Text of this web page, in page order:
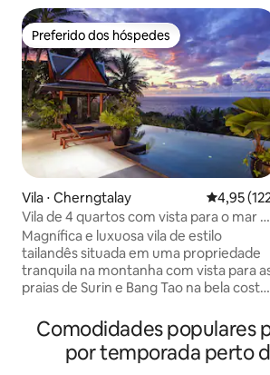
Preferido dos hóspedes
Preferido dos hóspedes
Vila ⋅ Cherngtalay 4,95 de
4,95
Vila de 4 quartos com vista para o mar no
topo da colina, Phuket
Magnífica e luxuosa vila de estilo
tailandês situada em uma propriedade
tranquila na montanha com vista para
praias de Surin e Bang Tao na bela costa
interior, 4 quartos com camas king-size,
banheiros privativos. Totalmente
mobiliada e decorada com peças de
Comodidades populares
por temporada perto